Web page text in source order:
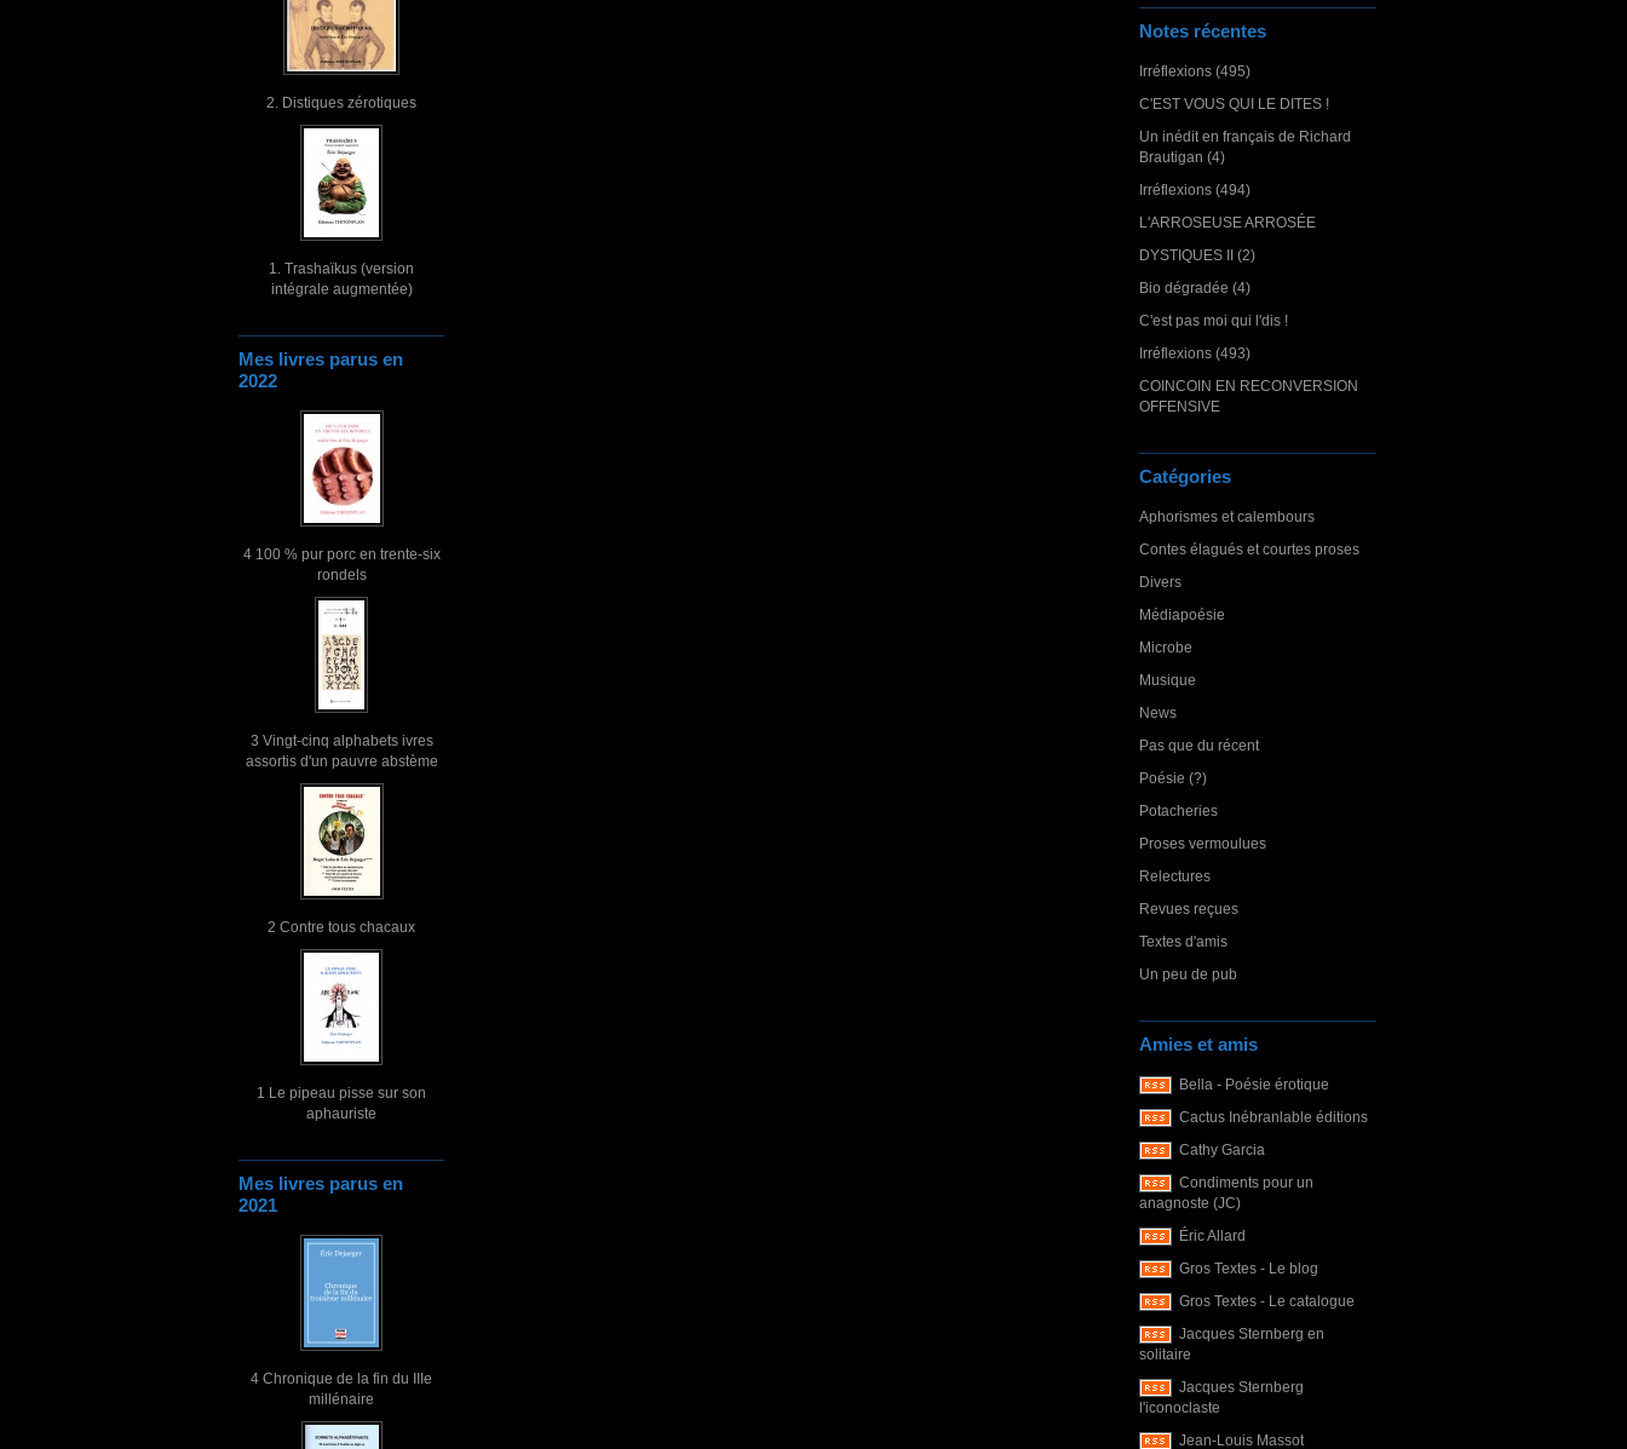
2. Distiques zérotiques
1. Trashaïkus (version
intégrale augmentée)
Mes livres parus en
2022
4 100 % pur porc en trente-six
rondels
3 Vingt-cinq alphabets ivres
assortis d'un pauvre abstème
2 Contre tous chacaux
1 Le pipeau pisse sur son
aphauriste
Mes livres parus en
2021
4 Chronique de la fin du IIIe
millénaire
Notes récentes
Irréflexions (495)
C'EST VOUS QUI LE DITES !
Un inédit en français de Richard
Brautigan (4)
Irréflexions (494)
L'ARROSEUSE ARROSÉE
DYSTIQUES II (2)
Bio dégradée (4)
C'est pas moi qui l'dis !
Irréflexions (493)
COINCOIN EN RECONVERSION
OFFENSIVE
Catégories
Aphorismes et calembours
Contes élagués et courtes proses
Divers
Médiapoésie
Microbe
Musique
News
Pas que du récent
Poésie (?)
Potacheries
Proses vermoulues
Relectures
Revues reçues
Textes d'amis
Un peu de pub
Amies et amis
Bella - Poésie érotique
Cactus Inébranlable éditions
Cathy Garcia
Condiments pour un
anagnoste (JC)
Éric Allard
Gros Textes - Le blog
Gros Textes - Le catalogue
Jacques Sternberg en
solitaire
Jacques Sternberg
l'iconoclaste
Jean-Louis Massot